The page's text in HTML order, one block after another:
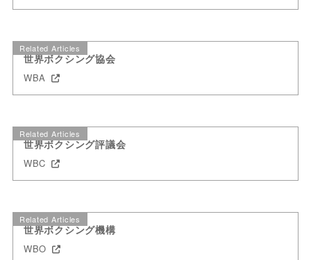
Related Articles
世界ボクシング協会
WBA
Related Articles
世界ボクシング評議会
WBC
Related Articles
世界ボクシング機構
WBO